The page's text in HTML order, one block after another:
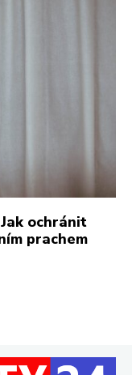
ochránit
prachem